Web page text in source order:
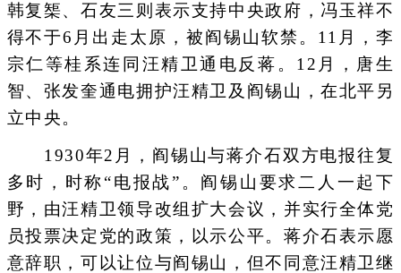
韩复榘、石友三则表示支持中央政府，冯玉祥不
得不于6月出走太原，被阎锡山软禁。11月，李
宗仁等桂系连同汪精卫通电反蒋。12月，唐生
智、张发奎通电拥护汪精卫及阎锡山，在北平另
立中央。
1930年2月，阎锡山与蒋介石双方电报往复
多时，时称“电报战”。阎锡山要求二人一起下
野，由汪精卫领导改组扩大会议，并实行全体党
员投票决定党的政策，以示公平。蒋介石表示愿
意辞职，可以让位与阎锡山，但不同意汪精卫继